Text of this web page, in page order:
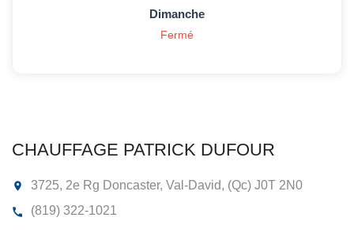
Dimanche
Fermé